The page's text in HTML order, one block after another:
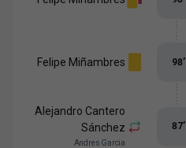
Felipe Miñambres 98’
Alejandro Cantero
Sánchez
Andres Garcia
87’